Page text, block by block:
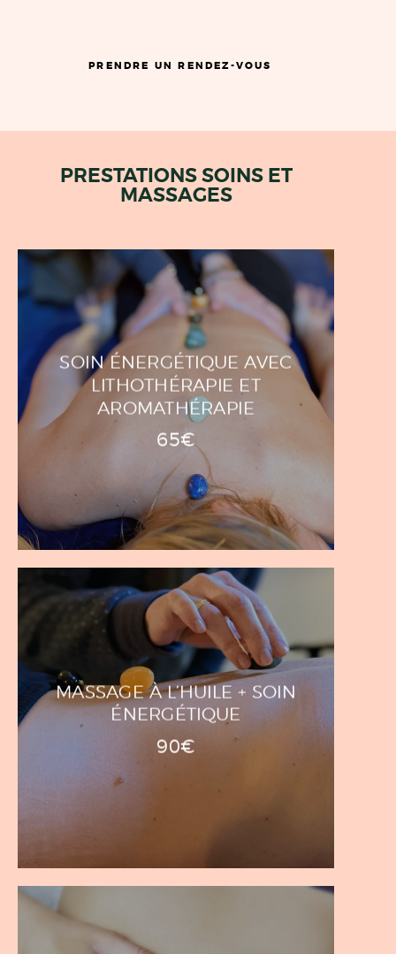
PRENDRE UN RENDEZ-VOUS
PRESTATIONS SOINS ET
MASSAGES
SOIN ÉNERGÉTIQUE AVEC
LITHOTHÉRAPIE ET
AROMATHÉRAPIE
65€
MASSAGE À L’HUILE + SOIN
ÉNERGÉTIQUE
90€